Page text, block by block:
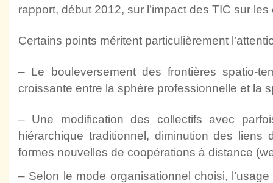
rapport, début 2012, sur l’impact des TIC sur
Certains points méritent particulièrement
– Le bouleversement des frontières spatio-
croissante entre la sphère professionnelle et la
– Une modification des collectifs avec
hiérarchique traditionnel, diminution des liens
formes nouvelles de coopérations à distance
– Selon le mode organisationnel choisi,